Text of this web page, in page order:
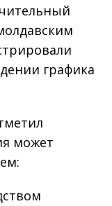
графика
может